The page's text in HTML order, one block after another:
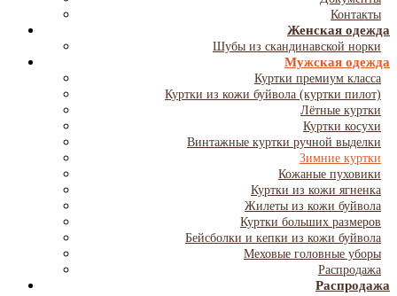
Контакты
Женская одежда
Шубы из скандинавской норки
Мужская одежда
Куртки премиум класса
Куртки из кожи буйвола (куртки пилот)
Лётные куртки
Куртки косухи
Винтажные куртки ручной выделки
Зимние куртки
Кожаные пуховики
Куртки из кожи ягненка
Жилеты из кожи буйвола
Куртки больших размеров
Бейсболки и кепки из кожи буйвола
Меховые головные уборы
Распродажа
Распродажа